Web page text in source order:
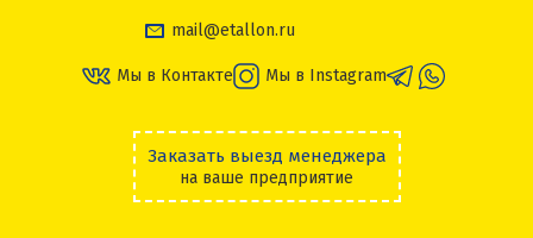
mail@etallon.ru
Мы в Контакте Мы в Instagram
Заказать выезд менеджера
на ваше предприятие